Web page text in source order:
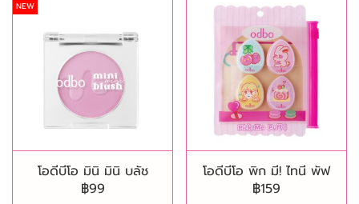
NEW
โอดีบีโอ มินิ มินิ บลัช
฿99
โอดีบีโอ พิก มี! ไทนี พัฟ
฿159